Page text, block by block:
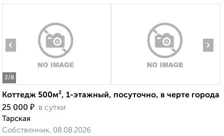
2/8
‹ ›
Коттедж 500м², 1-этажный, посуточно, в черте города
25 000 ₽ в сутки
Тарская
Собственник, 08.08.2026